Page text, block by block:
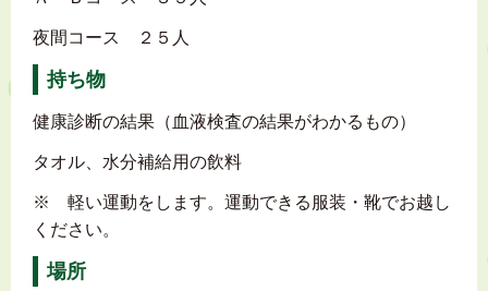
夜間コース ２５人
持ち物
健康診断の結果（血液検査の結果がわかるもの）
タオル、水分補給用の飲料
※ 軽い運動をします。運動できる服装・靴でお越し
ください。
場所